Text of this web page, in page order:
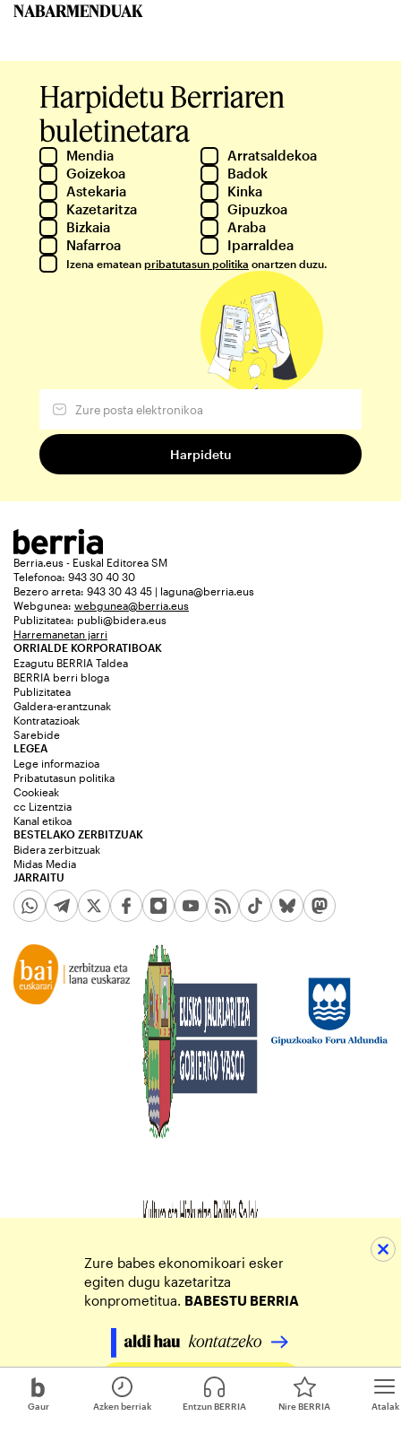
Gaur Atalak
Azken berriak Entzun BERRIA Nire BERRIA
NABARMENDUAK
Harpidetu Berriaren
buletinetara
Mendia
Arratsaldekoa
Goizekoa
Badok
Astekaria
Kinka
Kazetaritza
Gipuzkoa
Bizkaia
Araba
Nafarroa
Iparraldea
Izena ematean pribatutasun politika onartzen duzu.
Berria.eus - Euskal Editorea SM
Telefonoa: 943 30 40 30
Bezero arreta: 943 30 43 45 | laguna@berria.eus
Webgunea: webgunea@berria.eus
Publizitatea: publi@bidera.eus
Harremanetan jarri
ORRIALDE KORPORATIBOAK
Ezagutu BERRIA Taldea
BERRIA berri bloga
Publizitatea
Galdera-erantzunak
Kontratazioak
Sarebide
JARRAITU
LEGEA
Lege informazioa
Pribatutasun politika
Cookieak
cc Lizentzia
Kanal etikoa
BESTELAKO ZERBITZUAK
Bidera zerbitzuak
Midas Media
Zure babes ekonomikoari esker
egiten dugu kazetaritza
konprometitua. BABESTU BERRIA
Egin zure ekarpena